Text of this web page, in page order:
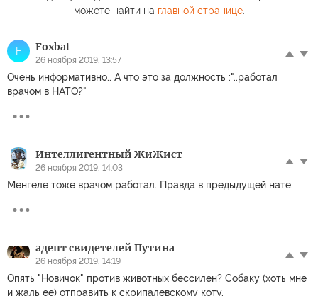
можете найти на главной странице.
F Foxbat
26 ноября 2019, 13:57
Очень информативно.. А что это за должность :"..работал
врачом в НАТО?"
Интеллигентный ЖиЖист
26 ноября 2019, 14:03
Менгеле тоже врачом работал. Правда в предыдущей нате.
адепт свидетелей Путина
26 ноября 2019, 14:19
Опять "Новичок" против животных бессилен? Собаку (хоть мне
и жаль ее) отправить к скрипалевскому коту.